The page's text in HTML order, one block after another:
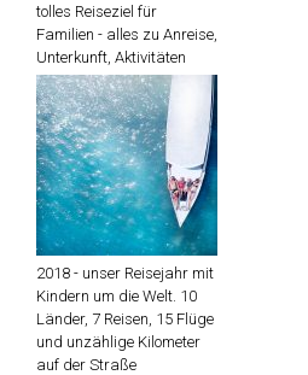
tolles Reiseziel für
Familien - alles zu Anreise,
Unterkunft, Aktivitäten
2018 - unser Reisejahr mit
Kindern um die Welt. 10
Länder, 7 Reisen, 15 Flüge
und unzählige Kilometer
auf der Straße